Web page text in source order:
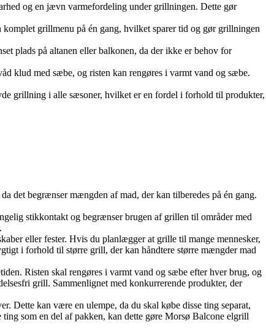
og en jævn varmefordeling under grillningen. Dette gør
grillmenu på én gang, hvilket sparer tid og gør grillningen
plads på altanen eller balkonen, da der ikke er behov for
klud med sæbe, og risten kan rengøres i varmt vand og sæbe.
grillning i alle sæsoner, hvilket er en fordel i forhold til produkter,
det begrænser mængden af mad, der kan tilberedes på én gang.
stikkontakt og begrænser brugen af grillen til områder med
eller fester. Hvis du planlægger at grille til mange mennesker,
i forhold til større grill, der kan håndtere større mængder mad
Risten skal rengøres i varmt vand og sæbe efter hver brug, og
grill. Sammenlignet med konkurrerende produkter, der
Dette kan være en ulempe, da du skal købe disse ting separat,
som en del af pakken, kan dette gøre Morsø Balcone elgrill